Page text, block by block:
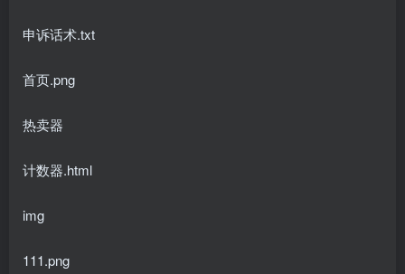
申诉话术.txt
首页.png
热卖器
计数器.html
img
111.png